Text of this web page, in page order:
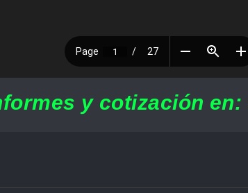
y cotización en: